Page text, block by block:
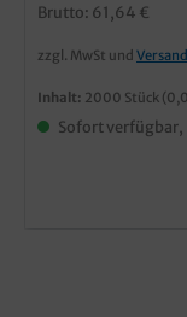
Brutto: 61,64 €
zzgl. MwSt und
Inhalt: 2000 Stück
Sofort verfügbar,